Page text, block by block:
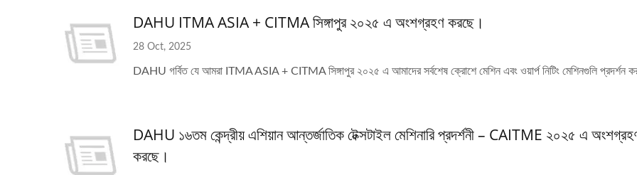
DAHU ITMA ASIA + CITMA সিঙ্গাপুর ২০২৫ এ অংশগ্রহণ করছে।
28 Oct, 2025
DAHU গর্বিত যে আমরা ITMA ASIA + CITMA সিঙ্গাপুর ২০২৫ এ আমাদের সর্বশেষ ক্রোশে মেশিন এবং ওয়ার্প নিটিং মেশিনগুলি প্রদর্শন
DAHU ১৬তম কেন্দ্রীয় এশিয়ান আন্তর্জাতিক টেক্সটাইল মেশিনারি প্রদর্শনী – CAITME ২০২৫ এ
করছে।